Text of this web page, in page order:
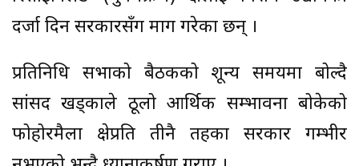
दर्जा दिन सरकारसँग माग गरेका छन् ।
प्रतिनिधि सभाको बैठकको शून्य समयमा बोल्दै
सांसद खड्काले ठूलो आर्थिक सम्भावना बोकेको
फोहोरमैला क्षेत्रप्रति तीनै तहका सरकार गम्भीर